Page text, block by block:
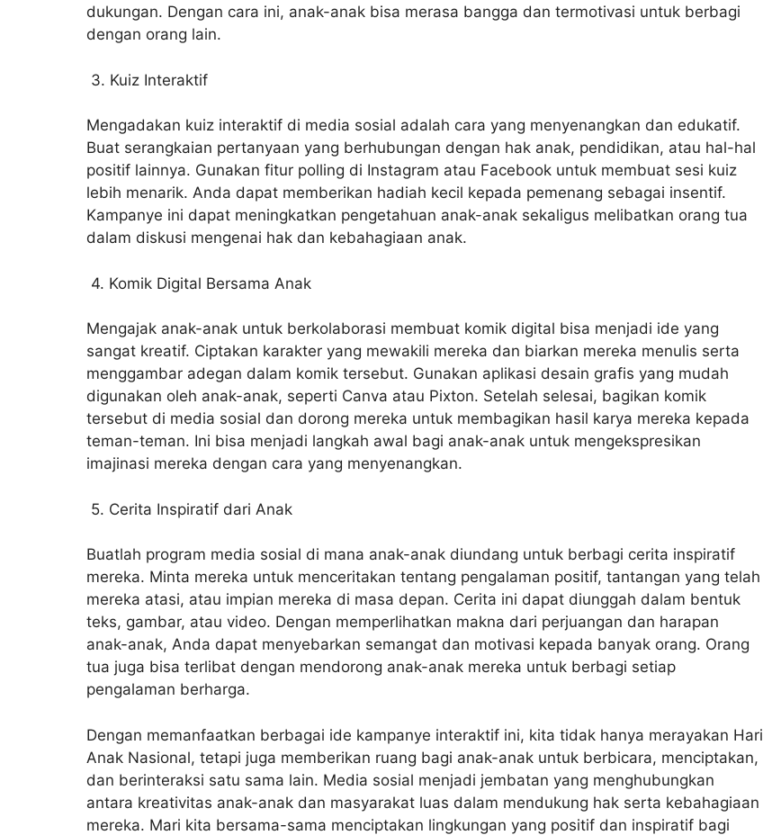
dukungan. Dengan cara ini, anak-anak bisa merasa bangga dan termotivasi untuk berbagi
dengan orang lain.
3. Kuiz Interaktif
Mengadakan kuiz interaktif di media sosial adalah cara yang menyenangkan dan edukatif.
Buat serangkaian pertanyaan yang berhubungan dengan hak anak, pendidikan, atau hal-hal
positif lainnya. Gunakan fitur polling di Instagram atau Facebook untuk membuat sesi kuiz
lebih menarik. Anda dapat memberikan hadiah kecil kepada pemenang sebagai insentif.
Kampanye ini dapat meningkatkan pengetahuan anak-anak sekaligus melibatkan orang tua
dalam diskusi mengenai hak dan kebahagiaan anak.
4. Komik Digital Bersama Anak
Mengajak anak-anak untuk berkolaborasi membuat komik digital bisa menjadi ide yang
sangat kreatif. Ciptakan karakter yang mewakili mereka dan biarkan mereka menulis serta
menggambar adegan dalam komik tersebut. Gunakan aplikasi desain grafis yang mudah
digunakan oleh anak-anak, seperti Canva atau Pixton. Setelah selesai, bagikan komik
tersebut di media sosial dan dorong mereka untuk membagikan hasil karya mereka kepada
teman-teman. Ini bisa menjadi langkah awal bagi anak-anak untuk mengekspresikan
imajinasi mereka dengan cara yang menyenangkan.
5. Cerita Inspiratif dari Anak
Buatlah program media sosial di mana anak-anak diundang untuk berbagi cerita inspiratif
mereka. Minta mereka untuk menceritakan tentang pengalaman positif, tantangan yang telah
mereka atasi, atau impian mereka di masa depan. Cerita ini dapat diunggah dalam bentuk
teks, gambar, atau video. Dengan memperlihatkan makna dari perjuangan dan harapan
anak-anak, Anda dapat menyebarkan semangat dan motivasi kepada banyak orang. Orang
tua juga bisa terlibat dengan mendorong anak-anak mereka untuk berbagi setiap
pengalaman berharga.
Dengan memanfaatkan berbagai ide kampanye interaktif ini, kita tidak hanya merayakan Hari
Anak Nasional, tetapi juga memberikan ruang bagi anak-anak untuk berbicara, menciptakan,
dan berinteraksi satu sama lain. Media sosial menjadi jembatan yang menghubungkan
antara kreativitas anak-anak dan masyarakat luas dalam mendukung hak serta kebahagiaan
mereka. Mari kita bersama-sama menciptakan lingkungan yang positif dan inspiratif bagi